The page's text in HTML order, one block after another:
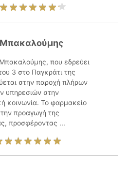
που εδρεύει
3 στο Παγκράτι της
στην παροχή πλήρων
υπηρεσιών στην
κοινωνία. Το φαρμακείο
προαγωγή της
προσφέροντας ...